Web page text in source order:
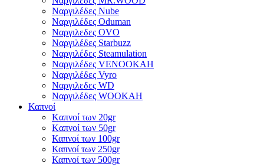
Ναργιλέδες Nube
Ναργιλέδες Oduman
Ναργιλεδες OVO
Ναργιλέδες Starbuzz
Ναργιλέδες Steamulation
Ναργιλέδες VENOOKAH
Ναργιλέδες Vyro
Ναργιλεδες WD
Ναργιλέδες WOOKAH
Καπνοί
Kαπνοί των 20gr
Kαπνοί των 50gr
Καπνοί των 100gr
Καπνοί των 250gr
Καπνοί των 500gr